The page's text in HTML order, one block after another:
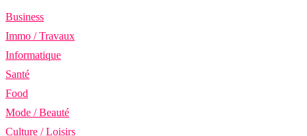
Business
Immo / Travaux
Informatique
Santé
Food
Mode / Beauté
Culture / Loisirs